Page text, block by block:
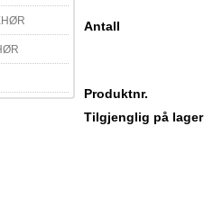
Antall
Produktnr.
Tilgjenglig på lager